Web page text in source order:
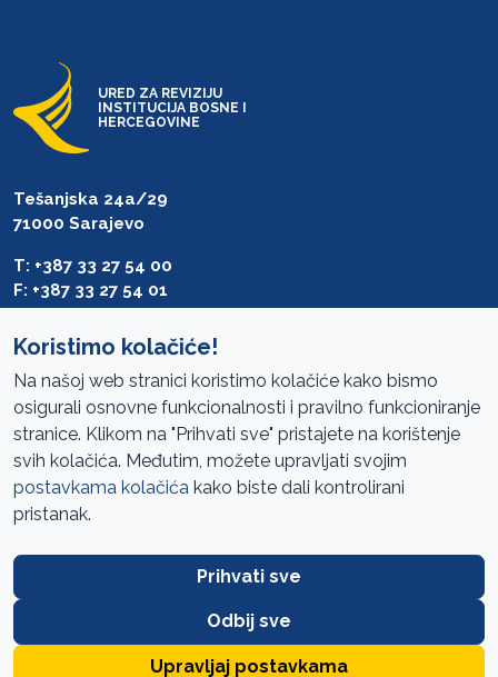
URED ZA REVIZIJU
INSTITUCIJA BOSNE I
HERCEGOVINE
Tešanjska 24a/29
71000 Sarajevo
T: +387 33 27 54 00
F: +387 33 27 54 01
Pristup informacijama
Mapa sajta
Oglasi
FAQ
Koristimo kolačiće!
Na našoj web stranici koristimo kolačiće kako bismo
osigurali osnovne funkcionalnosti i pravilno funkcioniranje
stranice. Klikom na "Prihvati sve" pristajete na korištenje
svih kolačića. Međutim, možete upravljati svojim
postavkama kolačića kako biste dali kontrolirani
pristanak.
Prihvati sve
Odbij sve
Upravljaj postavkama